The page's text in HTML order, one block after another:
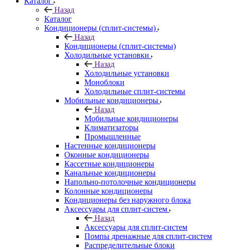
Назад
Каталог
Кондиционеры (сплит-системы)
Назад
Кондиционеры (сплит-системы)
Холодильные установки
Назад
Холодильные установки
Моноблоки
Холодильные сплит-системы
Мобильные кондиционеры
Назад
Мобильные кондиционеры
Климатизаторы
Промышленные
Настенные кондиционеры
Оконные кондиционеры
Кассетные кондиционеры
Канальные кондиционеры
Напольно-потолочные кондиционеры
Колонные кондиционеры
Кондиционеры без наружного блока
Аксессуары для сплит-систем
Назад
Аксессуары для сплит-систем
Помпы дренажные для сплит-систем
Распределительные блоки